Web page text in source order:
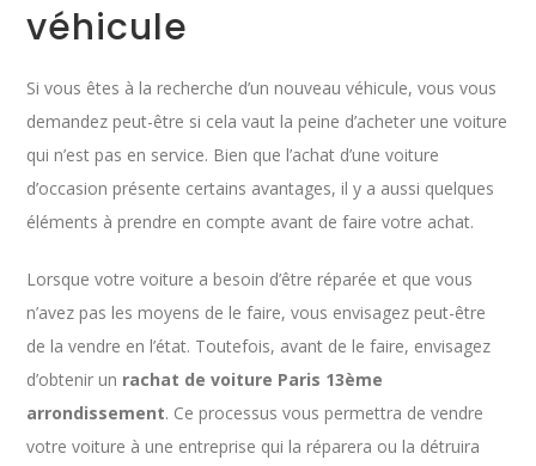
véhicule
Si vous êtes à la recherche d’un nouveau véhicule, vous vous
demandez peut-être si cela vaut la peine d’acheter une voiture
qui n’est pas en service. Bien que l’achat d’une voiture
d’occasion présente certains avantages, il y a aussi quelques
éléments à prendre en compte avant de faire votre achat.
Lorsque votre voiture a besoin d’être réparée et que vous
n’avez pas les moyens de le faire, vous envisagez peut-être
de la vendre en l’état. Toutefois, avant de le faire, envisagez
d’obtenir un rachat de voiture Paris 13ème
arrondissement. Ce processus vous permettra de vendre
votre voiture à une entreprise qui la réparera ou la détruira